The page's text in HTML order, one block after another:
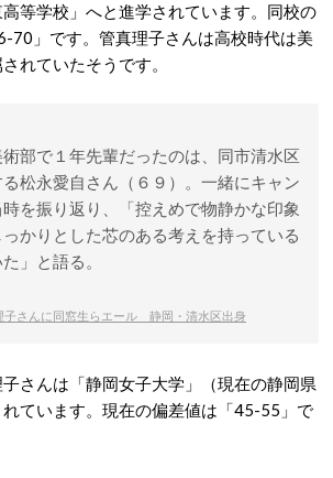
等学校」へと進学されています。同校の
70」です。管真理子さんは高校時代は美
れていたそうです。
部で１年先輩だったのは、同市清水区
松永愛自さん（６９）。一緒にキャン
を振り返り、「控えめで物静かな印象
かりとした芯のある考えを持っている
」と語る。
子さんに同窓生らエール 静岡・清水区出身
さんは「静岡女子大学」（現在の静岡県
ています。現在の偏差値は「45-55」で